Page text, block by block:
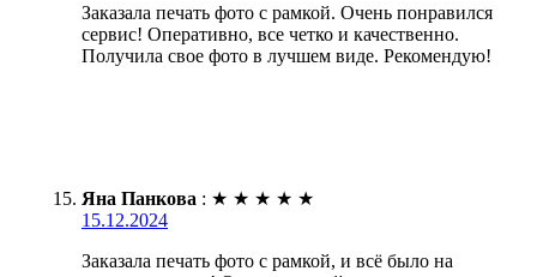
Заказала печать фото с рамкой. Очень понравился
сервис! Оперативно, все четко и качественно.
Получила свое фото в лучшем виде. Рекомендую!
Яна Панкова : ★ ★ ★ ★ ★
15.12.2024
Заказала печать фото с рамкой, и всё было на